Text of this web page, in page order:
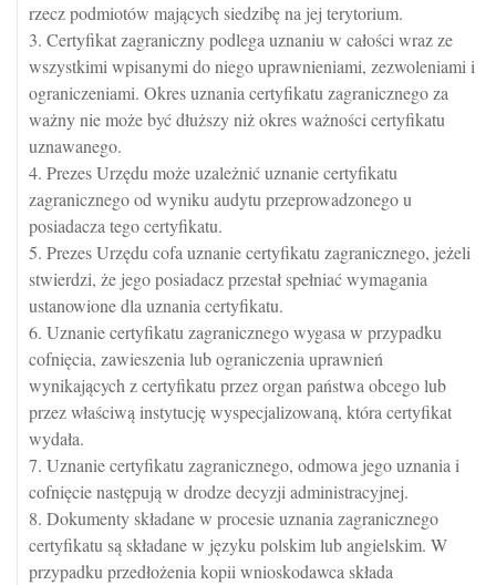
rzecz podmiotów mających siedzibę na jej terytorium.
3. Certyfikat zagraniczny podlega uznaniu w całości wraz ze
wszystkimi wpisanymi do niego uprawnieniami, zezwoleniami i
ograniczeniami. Okres uznania certyfikatu zagranicznego za
ważny nie może być dłuższy niż okres ważności certyfikatu
uznawanego.
4. Prezes Urzędu może uzależnić uznanie certyfikatu
zagranicznego od wyniku audytu przeprowadzonego u
posiadacza tego certyfikatu.
5. Prezes Urzędu cofa uznanie certyfikatu zagranicznego, jeżeli
stwierdzi, że jego posiadacz przestał spełniać wymagania
ustanowione dla uznania certyfikatu.
6. Uznanie certyfikatu zagranicznego wygasa w przypadku
cofnięcia, zawieszenia lub ograniczenia uprawnień
wynikających z certyfikatu przez organ państwa obcego lub
przez właściwą instytucję wyspecjalizowaną, która certyfikat
wydała.
7. Uznanie certyfikatu zagranicznego, odmowa jego uznania i
cofnięcie następują w drodze decyzji administracyjnej.
8. Dokumenty składane w procesie uznania zagranicznego
certyfikatu są składane w języku polskim lub angielskim. W
przypadku przedłożenia kopii wnioskodawca składa